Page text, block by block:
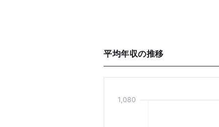
平均年収の推移
1,080